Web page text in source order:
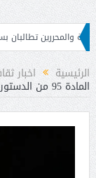
تطالبان بسحب مشروع
الرئيسية اخبار
المادة 95 من الدستور